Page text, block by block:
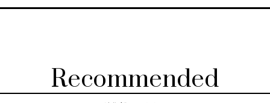
Recommended